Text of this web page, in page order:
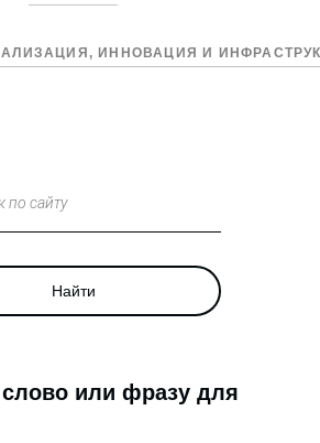
ИННОВАЦИЯ И
по сайту
Найти
или фразу для